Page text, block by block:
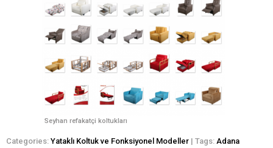
Seyhan refakatçi koltukları
Categories: Yataklı Koltuk ve Fonksiyonel Modeller | Tags: Adana